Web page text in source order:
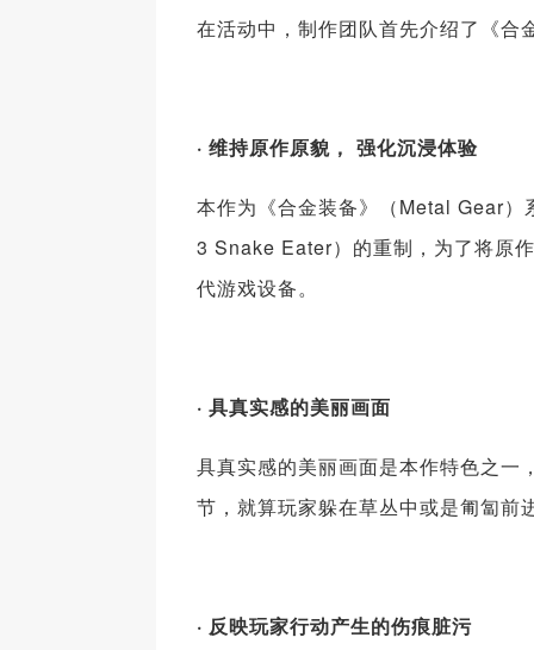
在活动中，制作团队首先介绍了《合
· 维持原作原貌， 强化沉浸体验
本作为《合金装备》（Metal Gear
3 Snake Eater）的重制，为了将原
代游戏设备。
· 具真实感的美丽画面
具真实感的美丽画面是本作特色之一
节，就算玩家躲在草丛中或是匍匐前
· 反映玩家行动产生的伤痕脏污